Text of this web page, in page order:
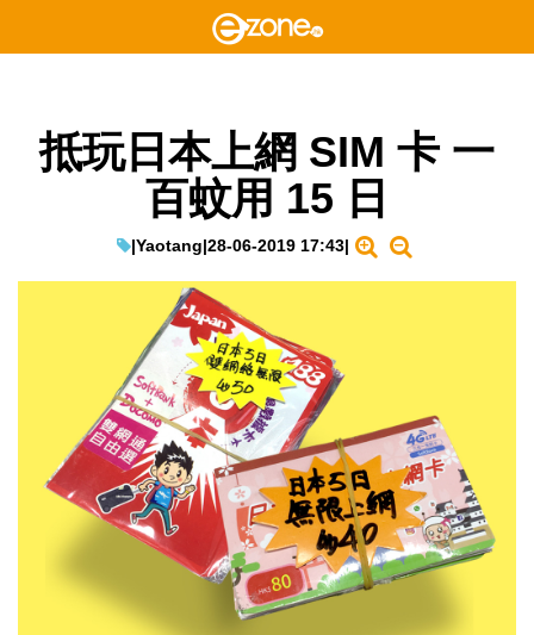
抵玩日本上網 SIM 卡 一
百蚊用 15 日
|Yaotang|28-06-2019 17:43|